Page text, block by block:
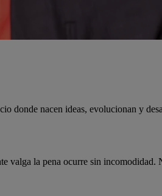
donde nacen ideas, evolucionan y
valga la pena ocurre sin